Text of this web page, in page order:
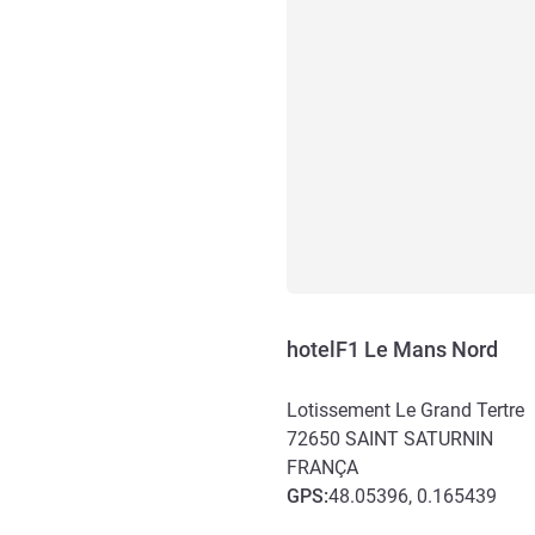
hotelF1 Le Mans Nord
Lotissement Le Grand Tertre
72650 SAINT SATURNIN
FRANÇA
GPS:48.05396, 0.165439